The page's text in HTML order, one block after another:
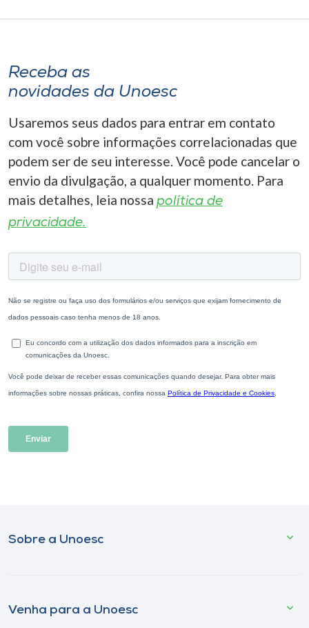
Receba as
novidades da Unoesc
Usaremos seus dados para entrar em contato
com você sobre informações correlacionadas que
podem ser de seu interesse. Você pode cancelar o
envio da divulgação, a qualquer momento. Para
mais detalhes, leia nossa política de
privacidade.
Sobre a Unoesc
Venha para a Unoesc